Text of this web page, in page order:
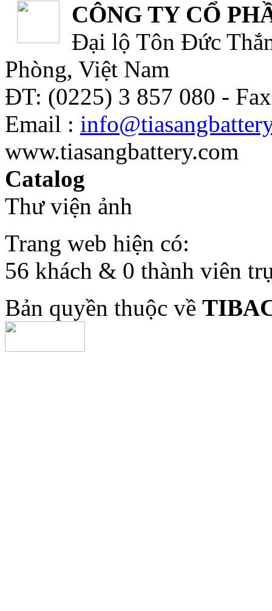
CÔNG TY CỔ
Đại lộ Tôn Đức
Phòng, Việt Nam
ĐT: (0225) 3 857 080 -
Email :
www.tiasangbattery.com
Catalog
Thư viện ảnh
Trang web hiện có:
56 khách & 0 thành viên
Bản quyền thuộc về